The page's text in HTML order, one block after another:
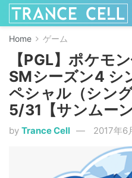
Home ゲーム
【PGL】ポケモ
SMシーズン4 シ
ペシャル（シン
5/31【サンムーン
by Trance Cell 2017年6